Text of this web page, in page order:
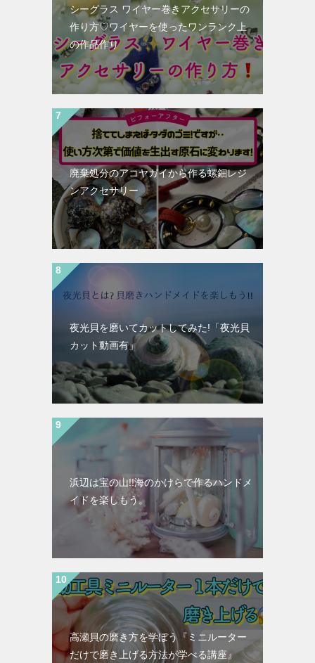
シーグラス ワイヤー巻きアクセサリーの
作り方♡ワイヤーを使ったワンランク上
の作品作り
廃棄処分のアコヤガイから作る螺鈿レジ
ンアクセサリー
夜光貝を磨いてカットしてみた!「夜光貝
カット動画有」
浜辺は宝の山!!海のかけらで作るハンドメ
イドを楽しもう。
高瀬貝の磨き方を学ぼう『ミニルーター
だけで磨き上げる方法が学べる講座』